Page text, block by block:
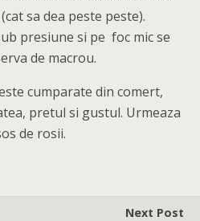
sa dea peste peste).
presiune si pe foc mic se
de macrou.
cumparate din comert,
pretul si gustul. Urmeaza
de rosii.
Next Post